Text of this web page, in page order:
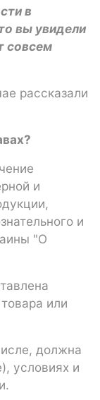
в
вы увидели
совсем
рассказали
и
и
"О
или
должна
условиях и